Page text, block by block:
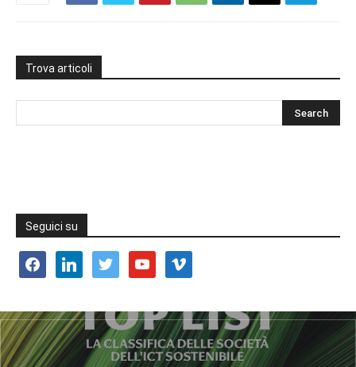
Trova articoli
Seguici su
facebooklinkedin twitter youtube vimeo